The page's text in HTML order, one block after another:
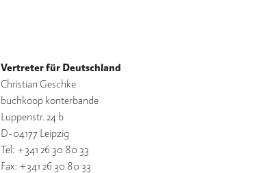
Vertreter für Deutschland
Christian Geschke
buchkoop konterbande
Luppenstr. 24 b
D-04177 Leipzig
Tel: +341 26 30 80 33
Fax: +341 26 30 80 33